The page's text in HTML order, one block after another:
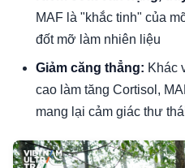
MAF là "khắc tinh" của
đốt mỡ làm nhiên liệu
Giảm căng thẳng: Khác
cao làm tăng Cortisol,
mang lại cảm giác thư